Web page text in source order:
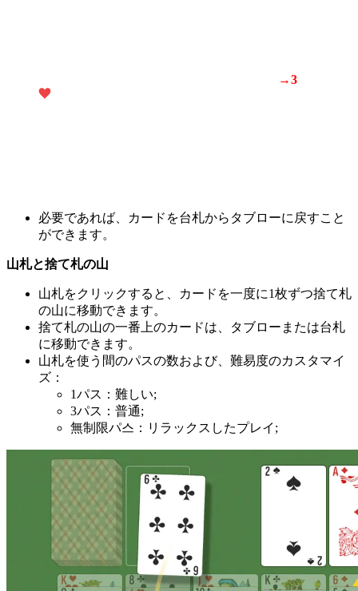
→3
必要であれば、カードを台札からタブローに戻すこと
ができます。
山札と捨て札の山
山札をクリックすると、カードを一度に1枚ずつ捨て札
の山に移動できます。
捨て札の山の一番上のカードは、タブローまたは台札
に移動できます。
山札を使う間のパスの数および、難易度のカスタマイ
ズ：
1パス：難しい;
3パス：普通;
無制限パ스：リラックスしたプレイ;